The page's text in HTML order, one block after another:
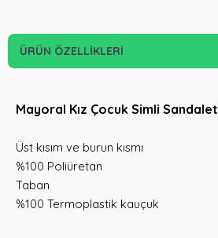
ÜRÜN ÖZELLIKLERI
Mayoral Kız Çocuk Simli
Üst kısım ve burun kısmı
%100 Poliüretan
Taban
%100 Termoplastik kauçuk